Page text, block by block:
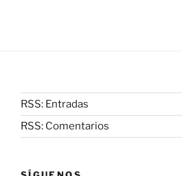
RSS: Entradas
RSS: Comentarios